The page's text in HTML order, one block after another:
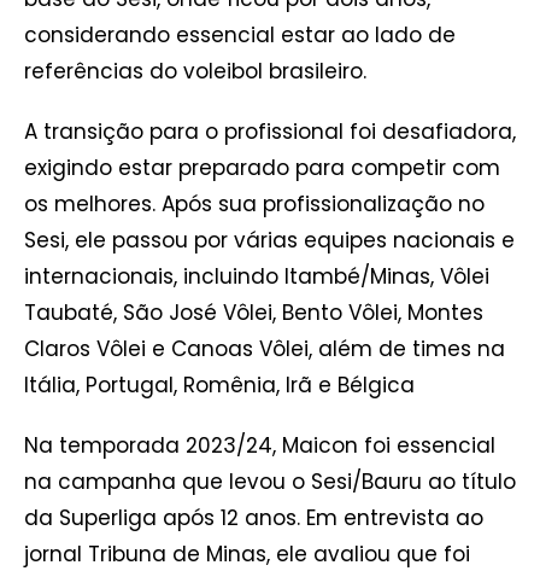
considerando essencial estar ao lado de
referências do voleibol brasileiro.
A transição para o profissional foi desafiadora,
exigindo estar preparado para competir com
os melhores. Após sua profissionalização no
Sesi, ele passou por várias equipes nacionais e
internacionais, incluindo Itambé/Minas, Vôlei
Taubaté, São José Vôlei, Bento Vôlei, Montes
Claros Vôlei e Canoas Vôlei, além de times na
Itália, Portugal, Romênia, Irã e Bélgica
Na temporada 2023/24, Maicon foi essencial
na campanha que levou o Sesi/Bauru ao título
da Superliga após 12 anos. Em entrevista ao
jornal Tribuna de Minas, ele avaliou que foi